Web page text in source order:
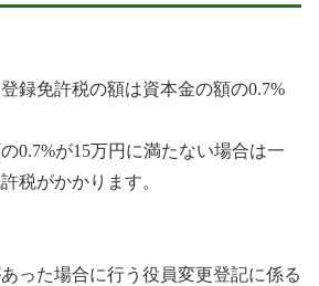
録免許税の額は資本金の額の0.7%
0.7%が15万円に満たない場合は一
税がかかります。
った場合に行う役員変更登記に係る